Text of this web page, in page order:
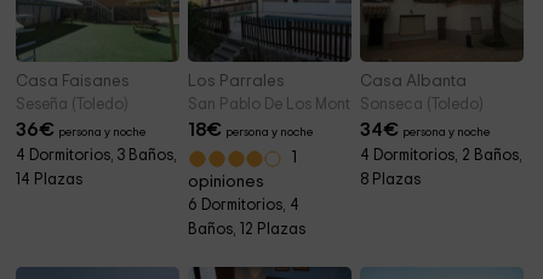
Casa Faisanes
Seseña (Toledo)
36€ persona y noche
4 Dormitorios, 3 Baños,
14 Plazas
Los Parrales
San Pablo De Los Montes (Toledo)
18€ persona y noche
opiniones
6 Dormitorios, 4
Baños, 12 Plazas
Casa Albanta
Sonseca (Toledo)
34€ persona y noche
4 Dormitorios, 2 Baños,
8 Plazas